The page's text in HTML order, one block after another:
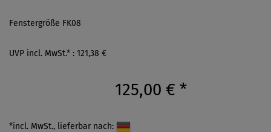
Fenstergröße FK08
UVP incl. MwSt.* : 121,38 €
125,00 € *
*incl. MwSt., lieferbar nach: